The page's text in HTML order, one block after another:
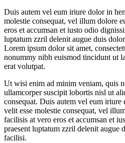
Duis autem vel eum iriure dolor in
molestie consequat, vel illum dolore
eros et accumsan et iusto odio
luptatum zzril delenit augue duis
Lorem ipsum dolor sit amet,
nonummy nibh euismod tincidunt ut
erat volutpat.
Ut wisi enim ad minim veniam, quis
ullamcorper suscipit lobortis nisl ut
consequat. Duis autem vel eum
velit esse molestie consequat, vel
facilisis at vero eros et accumsan et
praesent luptatum zzril delenit augue
facilisi.